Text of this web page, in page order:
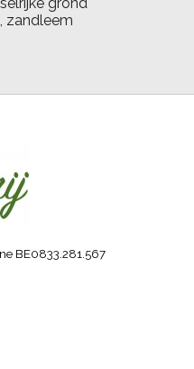
zandleem
BE0833.281.567